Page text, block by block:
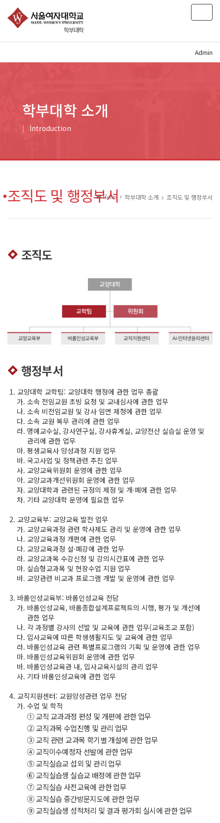
o
g
l
e
n
학부대학
Admin
학부대학 소개
Introduction
조직도 및 행정부서
Home 학부대학 소개 조직도 및 행정부서
조직도
행정부서
교양대학 교학팀: 교양대학 행정에 관한 업무 총괄
소속 전임교원 초빙 요청 및 교내심사에 관한 업무
소속 비전임교원 및 강사 임면 제청에 관한 업무
소속 교원 복무 관리에 관한 업무
명예교수실, 강사연구실, 강사휴게실, 교양전산 실습실 운영 및
관리에 관한 업무
평생교육사 양성과정 지원 업무
국고사업 및 정책관련 추진 업무
교양교육위원회 운영에 관한 업무
교양교과개선위원회 운영에 관한 업무
교양대학과 관련된 규정의 제정 및 개·폐에 관한 업무
기타 교양대학 운영에 필요한 업무
교양교육부: 교양교육 발전 업무
교양교육과정 관련 학사제도 관리 및 운영에 관한 업무
교양교육과정 개편에 관한 업무
교양교육과정 설·폐강에 관한 업무
교양교과목 수강신청 및 강의시간표에 관한 업무
실습형교과목 및 현장수업 지원 업무
교양관련 비교과 프로그램 개발 및 운영에 관한 업무
바롬인성교육부: 바롬인성교육 전담
바롬인성교육, 바롬종합설계프로젝트의 시행, 평가 및 개선에
관한 업무
각 과정별 강사의 선발 및 교육에 관한 업무(교육조교 포함)
입사교육에 따른 학생생활지도 및 교육에 관한 업무
바롬인성교육 관련 특별프로그램의 기획 및 운영에 관한 업무
바롬인성교육위원회 운영에 관한 업무
바롬인성교육관 내, 입사교육시설의 관리 업무
기타 바롬인성교육에 관한 업무
교직지원센터: 교원양성관련 업무 전담
수업 및 학적
① 교직 교과과정 편성 및 개편에 관한 업무
② 교직과목 수업진행 및 관리 업무
③ 교직 관련 교과목 학기별 개설에 관한 업무
④ 교직이수예정자 선발에 관한 업무
⑤ 교직실습교 섭외 및 관리 업무
⑥ 교직실습생 실습교 배정에 관한 업무
⑦ 교직실습 사전교육에 관한 업무
⑧ 교직실습 중간방문지도에 관한 업무
⑨ 교직실습생 성적처리 및 결과 평가회 실시에 관한 업무